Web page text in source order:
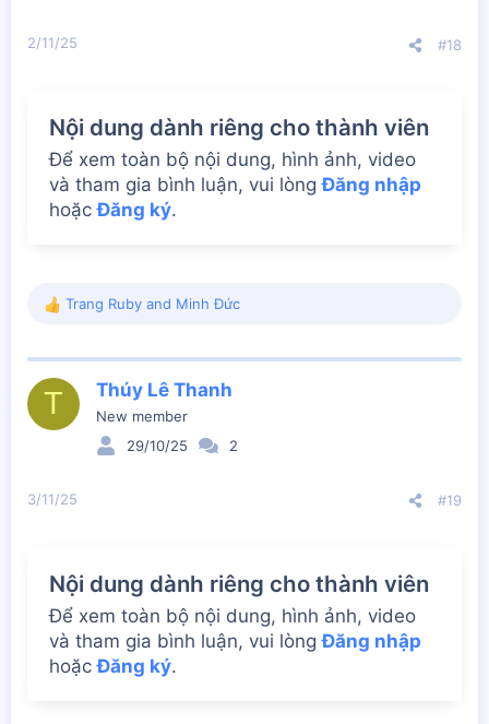
2/11/25 #18
Nội dung dành riêng cho thành viên
Để xem toàn bộ nội dung, hình ảnh, video
và tham gia bình luận, vui lòngĐăng nhập
hoặcĐăng ký.
R
t
o
Trang Ruby and Minh Đức
T Thúy Lê Thanh
New member
29/10/25
2
3/11/25 #19
Nội dung dành riêng cho thành viên
Để xem toàn bộ nội dung, hình ảnh, video
và tham gia bình luận, vui lòngĐăng nhập
hoặcĐăng ký.